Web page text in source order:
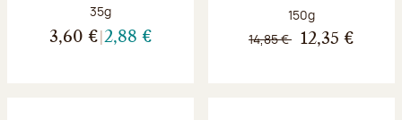
Poids net :
35g
3,60 € 2,88 €
Poids net :
150g
14,85 € 12,35 €